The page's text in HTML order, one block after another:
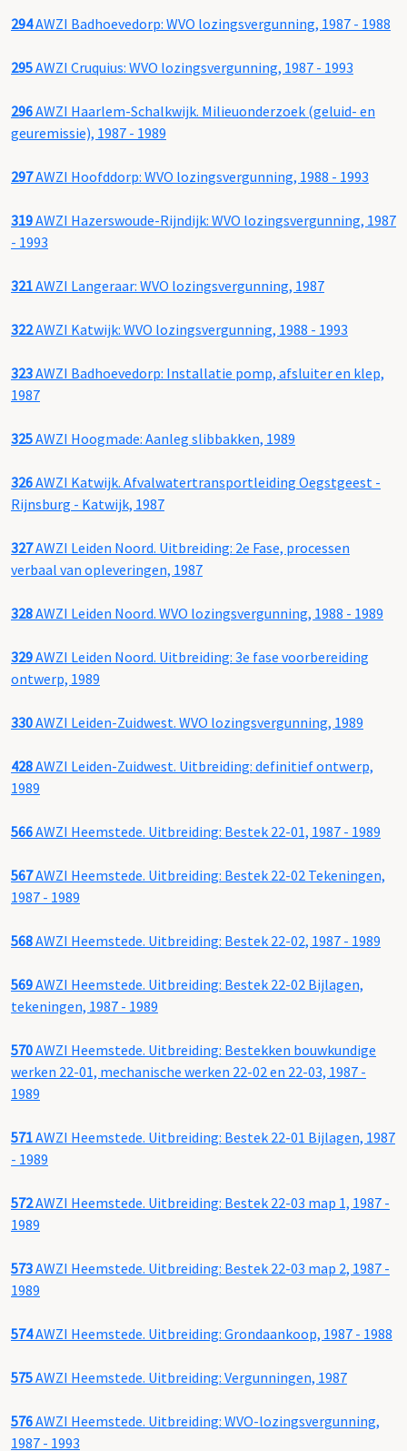
294AWZI Badhoevedorp: WVO lozingsvergunning, 1987 - 1988
295AWZI Cruquius: WVO lozingsvergunning, 1987 - 1993
296AWZI Haarlem-Schalkwijk. Milieuonderzoek (geluid- en
geuremissie), 1987 - 1989
297AWZI Hoofddorp: WVO lozingsvergunning, 1988 - 1993
319AWZI Hazerswoude-Rijndijk: WVO lozingsvergunning, 1987
- 1993
321AWZI Langeraar: WVO lozingsvergunning, 1987
322AWZI Katwijk: WVO lozingsvergunning, 1988 - 1993
323AWZI Badhoevedorp: Installatie pomp, afsluiter en klep,
1987
325AWZI Hoogmade: Aanleg slibbakken, 1989
326AWZI Katwijk. Afvalwatertransportleiding Oegstgeest -
Rijnsburg - Katwijk, 1987
327AWZI Leiden Noord. Uitbreiding: 2e Fase, processen
verbaal van opleveringen, 1987
328AWZI Leiden Noord. WVO lozingsvergunning, 1988 - 1989
329AWZI Leiden Noord. Uitbreiding: 3e fase voorbereiding
ontwerp, 1989
330AWZI Leiden-Zuidwest. WVO lozingsvergunning, 1989
428AWZI Leiden-Zuidwest. Uitbreiding: definitief ontwerp,
1989
566AWZI Heemstede. Uitbreiding: Bestek 22-01, 1987 - 1989
567AWZI Heemstede. Uitbreiding: Bestek 22-02 Tekeningen,
1987 - 1989
568AWZI Heemstede. Uitbreiding: Bestek 22-02, 1987 - 1989
569AWZI Heemstede. Uitbreiding: Bestek 22-02 Bijlagen,
tekeningen, 1987 - 1989
570AWZI Heemstede. Uitbreiding: Bestekken bouwkundige
werken 22-01, mechanische werken 22-02 en 22-03, 1987 -
1989
571AWZI Heemstede. Uitbreiding: Bestek 22-01 Bijlagen, 1987
- 1989
572AWZI Heemstede. Uitbreiding: Bestek 22-03 map 1, 1987 -
1989
573AWZI Heemstede. Uitbreiding: Bestek 22-03 map 2, 1987 -
1989
574AWZI Heemstede. Uitbreiding: Grondaankoop, 1987 - 1988
575AWZI Heemstede. Uitbreiding: Vergunningen, 1987
576AWZI Heemstede. Uitbreiding: WVO-lozingsvergunning,
1987 - 1993